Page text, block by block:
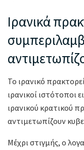
Ιρανικά
Το ιρανικό
ιρανικοί ιστότοποι
ιρανικού κρατικού
αντιμετωπίζουν
Μέχρι στιγμής, ο